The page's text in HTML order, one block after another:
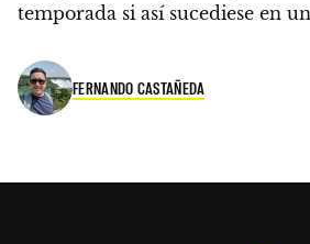
temporada si así sucediese en
FERNANDO CASTAÑEDA